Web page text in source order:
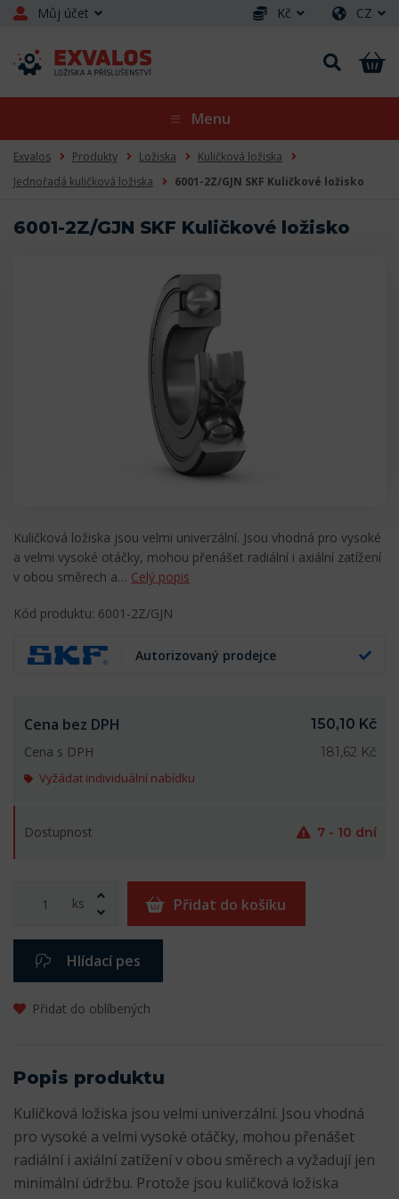
Můj účet Kč CZ
Menu
Exvalos Produkty Ložiska
Kuličková ložiska
Jednořadá kuličková ložiska
6001-2Z/GJN SKF Kuličkové ložisko
6001-2Z/GJN SKF Kuličkové ložisko
Kuličková ložiska jsou velmi univerzální. Jsou vhodná pro vysoké
a velmi vysoké otáčky, mohou přenášet radiální i axiální zatížení
v obou směrech a… Celý popis
Kód produktu: 6001-2Z/GJN
Autorizovaný prodejce
Cena bez DPH
150,10 Kč
Cena s DPH
181,62 Kč
Vyžádat individuální nabídku
Dostupnost 7 - 10 dní
ks Přidat do košíku
Hlídací pes
Přidat do oblíbených
Popis produktu
Kuličková ložiska jsou velmi univerzální. Jsou vhodná
pro vysoké a velmi vysoké otáčky, mohou přenášet
radiální i axiální zatížení v obou směrech a vyžadují jen
minimální údržbu. Protože jsou kuličková ložiska